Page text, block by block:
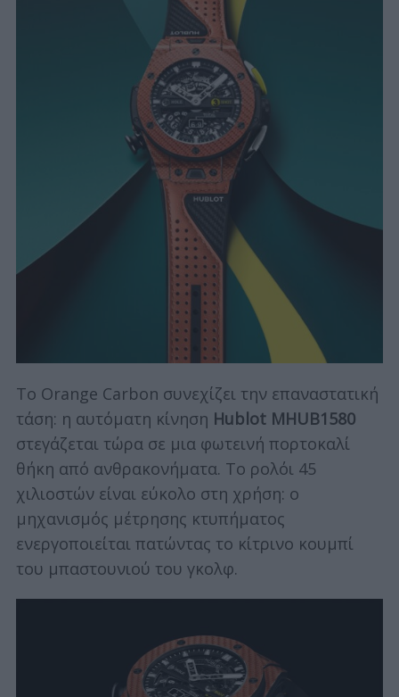
Το Orange Carbon συνεχίζει την επαναστατική
τάση: η αυτόματη κίνηση Hublot MHUB1580
στεγάζεται τώρα σε μια φωτεινή πορτοκαλί
θήκη από ανθρακονήματα. Το ρολόι 45
χιλιοστών είναι εύκολο στη χρήση: ο
μηχανισμός μέτρησης κτυπήματος
ενεργοποιείται πατώντας το κίτρινο κουμπί
του μπαστουνιού του γκολφ.